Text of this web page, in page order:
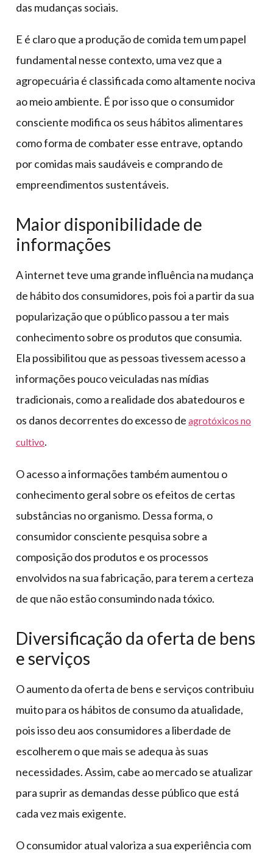
das mudanças sociais.
E é claro que a produção de comida tem um papel
fundamental nesse contexto, uma vez que a
agropecuária é classificada como altamente nociva
ao meio ambiente. É por isso que o consumidor
consciente modifica os seus hábitos alimentares
como forma de combater esse entrave, optando
por comidas mais saudáveis e comprando de
empreendimentos sustentáveis.
Maior disponibilidade de
informações
A internet teve uma grande influência na mudança
de hábito dos consumidores, pois foi a partir da sua
popularização que o público passou a ter mais
conhecimento sobre os produtos que consumia.
Ela possibilitou que as pessoas tivessem acesso a
informações pouco veiculadas nas mídias
tradicionais, como a realidade dos abatedouros e
os danos decorrentes do excesso de agrotóxicos no
cultivo.
O acesso a informações também aumentou o
conhecimento geral sobre os efeitos de certas
substâncias no organismo. Dessa forma, o
consumidor consciente pesquisa sobre a
composição dos produtos e os processos
envolvidos na sua fabricação, para terem a certeza
de que não estão consumindo nada tóxico.
Diversificação da oferta de bens
e serviços
O aumento da oferta de bens e serviços contribuiu
muito para os hábitos de consumo da atualidade,
pois isso deu aos consumidores a liberdade de
escolherem o que mais se adequa às suas
necessidades. Assim, cabe ao mercado se atualizar
para suprir as demandas desse público que está
cada vez mais exigente.
O consumidor atual valoriza a sua experiência com